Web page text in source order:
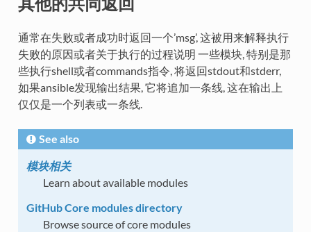
通常在失败或者成功时返回一个’msg’, 这被用来解释执行
失败的原因或者关于执行的过程说明 一些模块, 特别是那
些执行shell或者commands指令, 将返回stdout和stderr,
如果ansible发现输出结果, 它将追加一条线, 这在输出上
仅仅是一个列表或一条线.
See also
模块相关
Learn about available modules
GitHub Core modules directory
Browse source of core modules